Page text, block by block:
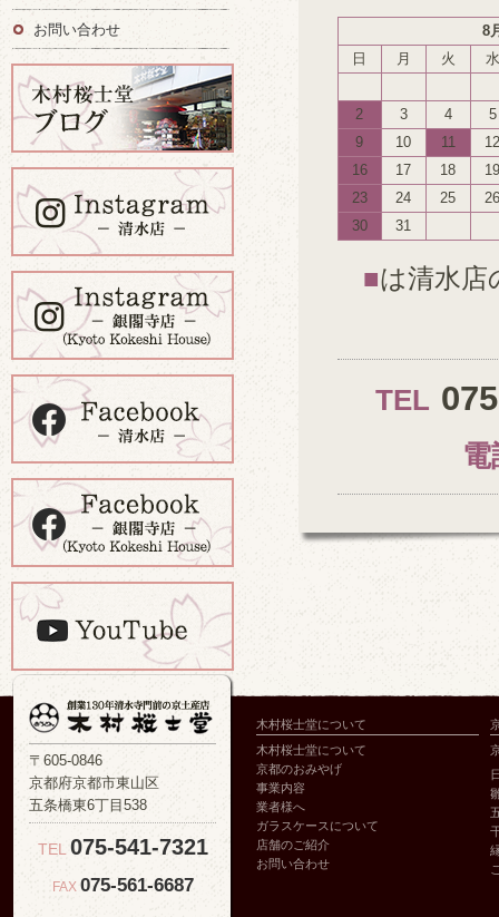
8
日
月 火 水
2 3 4
5
9
10 11
12
16
17 18
19
23
24 25
26
30
31
■は清水店
TEL
電
お問い合わせ
〒605-0846
京都府京都市東山区
五条橋東6丁目538
TEL 075-541-7321
FAX 075-561-6687
木村桜士堂について
木村桜士堂について
京都のおみやげ
事業内容
業者様へ
ガラスケースについて
店舗のご紹介
お問い合わせ